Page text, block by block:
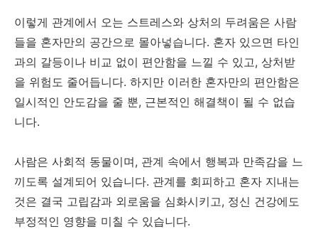
이렇게 관계에서 오는 스트레스와 상처의 두려움은 사람
들을 혼자만의 공간으로 몰아넣습니다. 혼자 있으면 타인
과의 갈등이나 비교 없이 편안함을 느낄 수 있고, 상처받
을 위험도 줄어듭니다. 하지만 이러한 혼자만의 편안함은
일시적인 안도감을 줄 뿐, 근본적인 해결책이 될 수 없습
니다.
사람은 사회적 동물이며, 관계 속에서 행복과 만족감을 느
끼도록 설계되어 있습니다. 관계를 회피하고 혼자 지내는
것은 결국 고립감과 외로움을 심화시키고, 정신 건강에도
부정적인 영향을 미칠 수 있습니다.